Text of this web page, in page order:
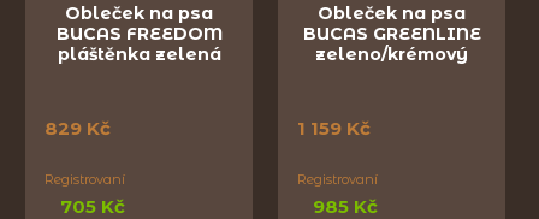
Obleček na psa
BUCAS FREEDOM
pláštěnka zelená
829 Kč
Registrovaní
705 Kč
Obleček na psa
BUCAS GREENLINE
zeleno/krémový
1 159 Kč
Registrovaní
985 Kč